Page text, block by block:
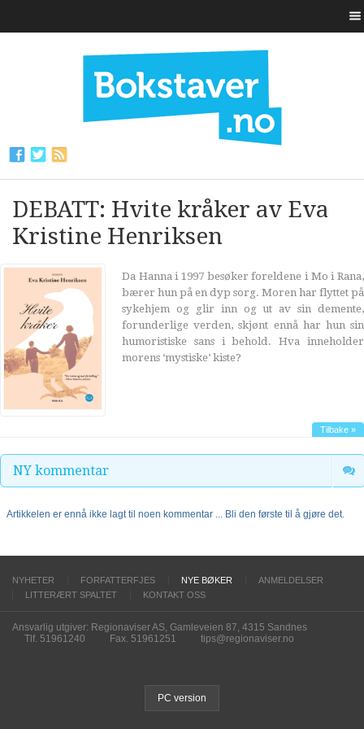
DEBATT: Hvite kråker av Eva
Kristine Henriksen
Da Hanna i 1997 besøker foreldene i Mo i Rana,
bærer hun på en dyp sorg. Moren har flyttet på
sykehjem og glir inn og ut av sin demente,
forunderlige verden, skjønt ennå har hun sin
humoristiske sans i behold. Hva inneholder
morens ‘mystiske’ kiste?
Tilbake »
NY kommentar
Artikkelen er ennå ikke lagt til noen kommentar ... Bli den første til å gjøre det.
NYHETER FORFATTERFJES NYE BØKER
ANMELDELSER
LITTERÆRT SPALTET
KONTAKT OSS
Ansvarlig utgiver: Regionaviser AS, Gamleveien 87, 4315 Sandnes
Tlf. 51961240
Fax. 51961251 tips@regionaviser.no
PC version